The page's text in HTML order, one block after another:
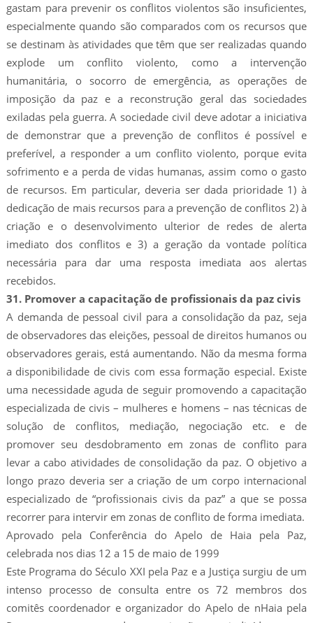
gastam para prevenir os conflitos violentos são insuficientes,
especialmente quando são comparados com os recursos que
se destinam às atividades que têm que ser realizadas quando
explode um conflito violento, como a intervenção
humanitária, o socorro de emergência, as operações de
imposição da paz e a reconstrução geral das sociedades
exiladas pela guerra. A sociedade civil deve adotar a iniciativa
de demonstrar que a prevenção de conflitos é possível e
preferível, a responder a um conflito violento, porque evita
sofrimento e a perda de vidas humanas, assim como o gasto
de recursos. Em particular, deveria ser dada prioridade 1) à
dedicação de mais recursos para a prevenção de conflitos 2) à
criação e o desenvolvimento ulterior de redes de alerta
imediato dos conflitos e 3) a geração da vontade política
necessária para dar uma resposta imediata aos alertas
recebidos.
31. Promover a capacitação de profissionais da paz civis
A demanda de pessoal civil para a consolidação da paz, seja
de observadores das eleições, pessoal de direitos humanos ou
observadores gerais, está aumentando. Não da mesma forma
a disponibilidade de civis com essa formação especial. Existe
uma necessidade aguda de seguir promovendo a capacitação
especializada de civis – mulheres e homens – nas técnicas de
solução de conflitos, mediação, negociação etc. e de
promover seu desdobramento em zonas de conflito para
levar a cabo atividades de consolidação da paz. O objetivo a
longo prazo deveria ser a criação de um corpo internacional
especializado de “profissionais civis da paz” a que se possa
recorrer para intervir em zonas de conflito de forma imediata.
Aprovado pela Conferência do Apelo de Haia pela Paz,
celebrada nos dias 12 a 15 de maio de 1999
Este Programa do Século XXI pela Paz e a Justiça surgiu de um
intenso processo de consulta entre os 72 membros dos
comitês coordenador e organizador do Apelo de nHaia pela